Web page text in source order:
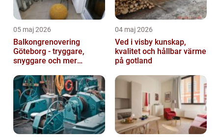
05 maj 2026
Balkongrenovering
Göteborg - tryggare,
snyggare och mer
04 maj 2026
Ved i visby kunskap,
kvalitet och hållbar värme
på gotland